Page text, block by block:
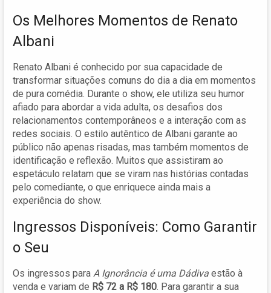
Os Melhores Momentos de Renato
Albani
Renato Albani é conhecido por sua capacidade de
transformar situações comuns do dia a dia em momentos
de pura comédia. Durante o show, ele utiliza seu humor
afiado para abordar a vida adulta, os desafios dos
relacionamentos contemporâneos e a interação com as
redes sociais. O estilo autêntico de Albani garante ao
público não apenas risadas, mas também momentos de
identificação e reflexão. Muitos que assistiram ao
espetáculo relatam que se viram nas histórias contadas
pelo comediante, o que enriquece ainda mais a
experiência do show.
Ingressos Disponíveis: Como Garantir
o Seu
Os ingressos para A Ignorância é uma Dádiva estão à
venda e variam de R$ 72 a R$ 180. Para garantir a sua